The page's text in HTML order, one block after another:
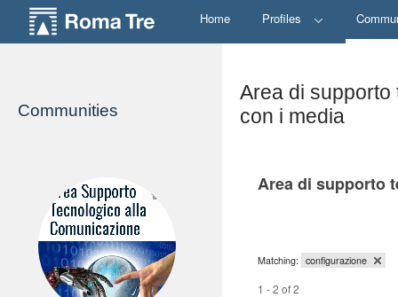
Home Profiles
Communities
Area di
con i media
Area di supporto
Matching: configurazione
1 - 2 of 2